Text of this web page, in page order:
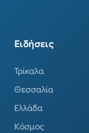
Ειδήσεις
Τρίκαλα
Θεσσαλία
Ελλάδα
Κόσμος